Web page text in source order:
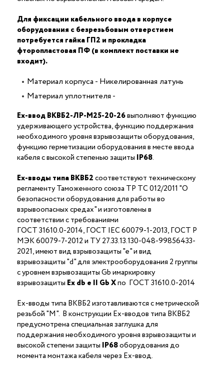
Для фиксации кабельного ввода в корпусе
оборудования с безрезьбовым отверстием
потребуется гайка ГП2 и прокладка
фторопластовая ПФ (в комплект поставки не
входит).
Материал корпуса - Никелированная латунь
Материал уплотнителя -
Ех-ввод ВКВБ2-ЛР-M25-20-26выполняют функцию
удерживающего устройства, функцию поддержания
необходимого уровня взрывозащиты оборудования,
функцию герметизации оборудования в месте ввода
кабеля с высокой степенью защиты IP68.
Ex-вводы типа ВКВБ2соответствуют техническому
регламенту Таможенного союза ТР ТС 012/2011 "О
безопасности оборудования для работы во
взрывоопасных средах" и изготовлены в
соответствии с требованиями
ГОСТ 31610.0-2014, ГОСТ IEC 60079-1-2013, ГОСТ Р
МЭК 60079-7-2012 и ТУ 27.33.13.130-048-99856433-
2021, имеют вид взрывозащиты "е" и вид
взрывозащиты "d" для электрооборудования 2 группы
с уровнем взрывозащиты Gb имаркировку
взрывозащиты Ехdb е II Gb Xпо ГОСТ 31610.0-2014
Ex-вводы типа ВКВБ2 изготавливаются с метрической
резьбой "M". В конструкции Ex-вводов типа ВКВБ2
предусмотрена специальная заглушка для
поддержания необходимого уровня взрывозащиты и
высокой степени защиты IP68оборудования до
момента монтажа кабеля через Ex-ввод.